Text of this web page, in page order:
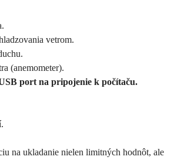
vetrom.
(anemometer).
port na pripojenie k počítaču.
na ukladanie nielen limitných hodnôt, ale